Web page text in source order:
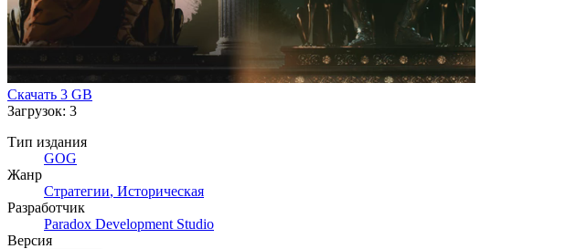
Скачать 3 GB
Загрузок: 3
Тип издания
GOG
Жанр
Стратегии, Историческая
Разработчик
Paradox Development Studio
Версия